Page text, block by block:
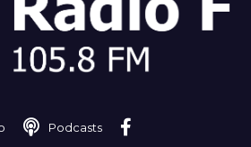
Podcasts